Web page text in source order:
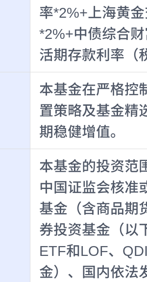
率*2%+上海黄
*2%+中债综合
活期存款利率（
本基金在严格控
置策略及基金精
期稳健增值。
本基金的投资范
中国证监会核准
基金（含商品期
券投资基金（以
ETF和LOF、
金）、国内依法